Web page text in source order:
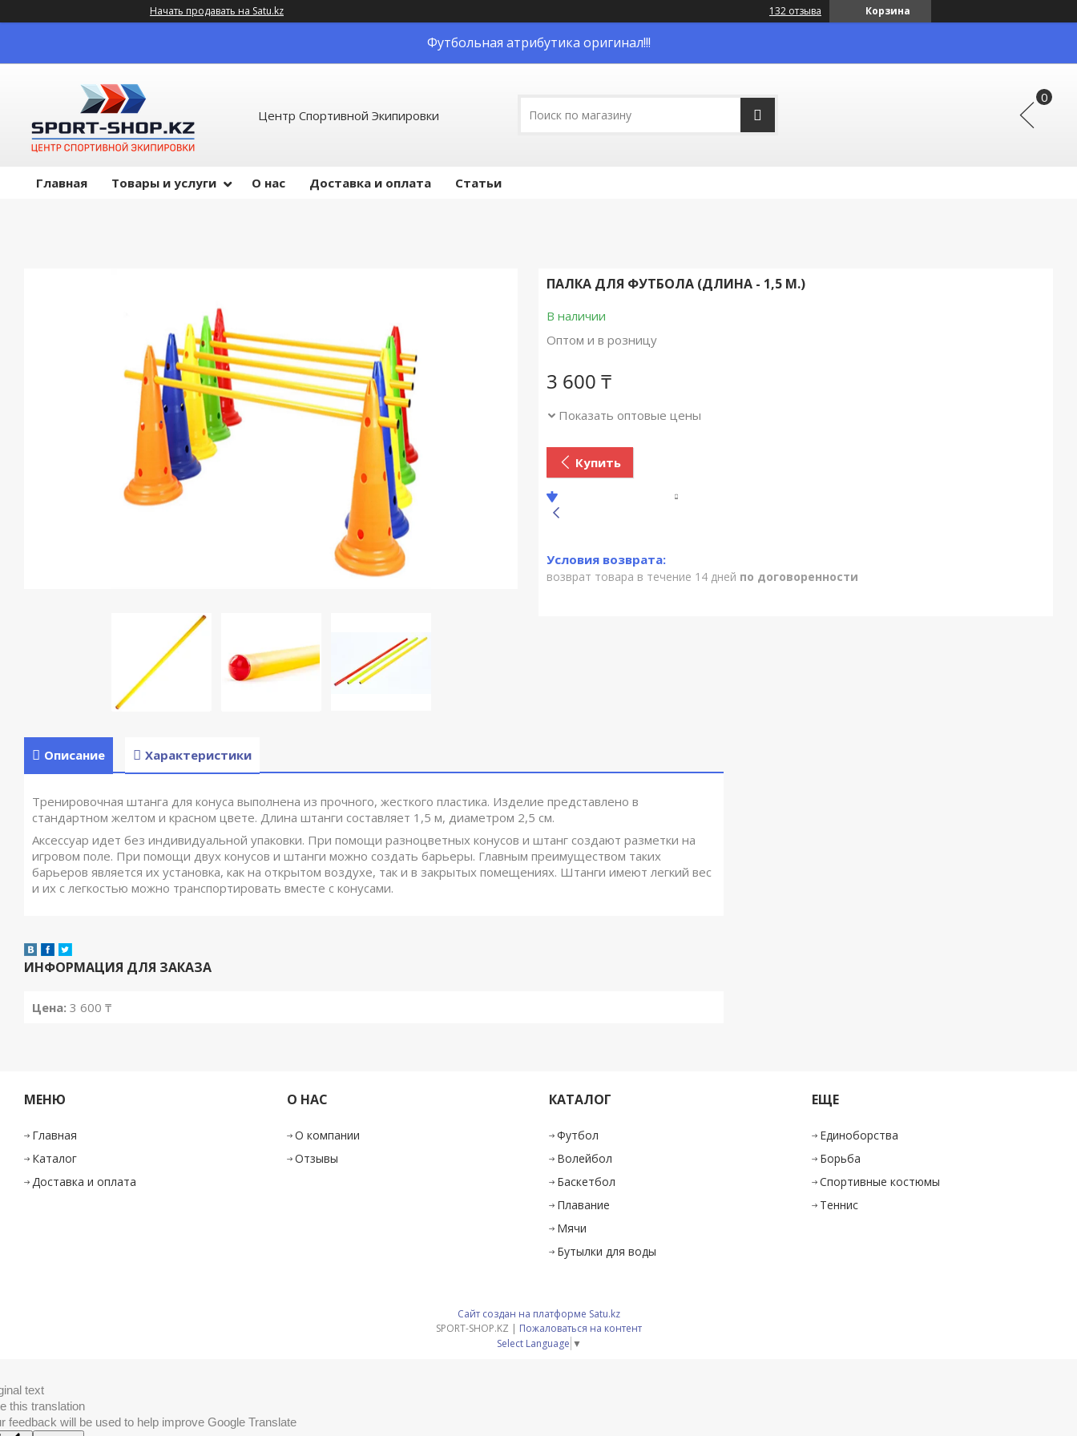
Начать продавать на Satu.kz Корзина
132 отзыва
Футбольная атрибутика оригинал!!!
Центр Спортивной Экипировки
Главная Товары и услуги О нас Доставка и оплата Статьи
ПАЛКА ДЛЯ ФУТБОЛА (ДЛИНА - 1,5 М.)
В наличии
Оптом и в розницу
3 600 ₸
Показать оптовые цены
Купить
возврат товара в течение 14 дней по договоренности
Описание Характеристики
Тренировочная штанга для конуса выполнена из прочного, жесткого пластика. Изделие представлено в
стандартном желтом и красном цвете. Длина штанги составляет 1,5 м, диаметром 2,5 см.
Аксессуар идет без индивидуальной упаковки. При помощи разноцветных конусов и штанг создают разметки на
игровом поле. При помощи двух конусов и штанги можно создать барьеры. Главным преимуществом таких
барьеров является их установка, как на открытом воздухе, так и в закрытых помещениях. Штанги имеют легкий вес
и их с легкостью можно транспортировать вместе с конусами.
ИНФОРМАЦИЯ ДЛЯ ЗАКАЗА
Цена: 3 600 ₸
МЕНЮ
Главная
Каталог
Доставка и оплата
О НАС
О компании
Отзывы
КАТАЛОГ
Футбол
Волейбол
Баскетбол
Плавание
Мячи
Бутылки для воды
ЕЩЕ
Единоборства
Борьба
Спортивные костюмы
Теннис
Сайт создан на платформе Satu.kz
SPORT-SHOP.KZ | Пожаловаться на контент
Select Language ▼
text
this translation
feedback will be used to help improve Google Translate